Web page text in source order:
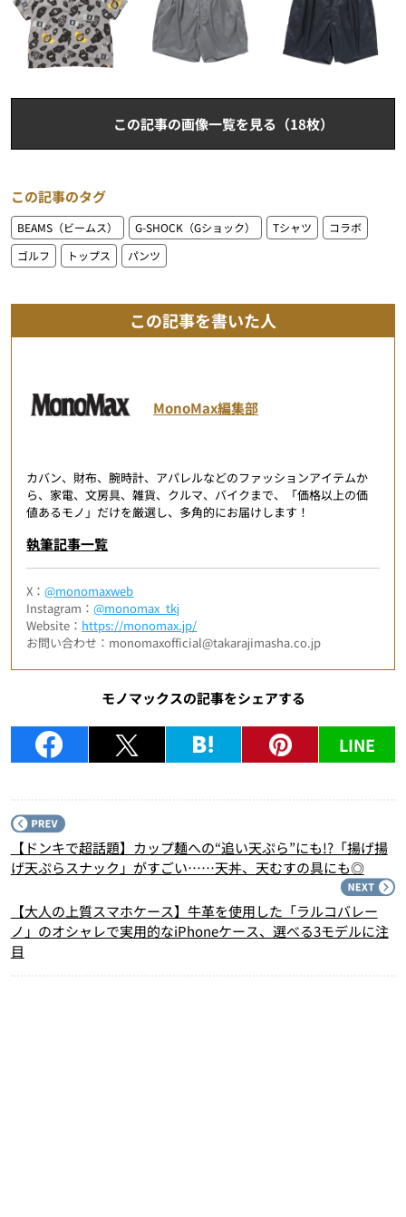
この記事の画像一覧を見る（18枚）
この記事のタグ
BEAMS（ビームス） G-SHOCK（Gショック） Tシャツ
コラボ
ゴルフ
トップス パンツ
この記事を書いた人
MonoMax編集部
カバン、財布、腕時計、アパレルなどのファッションアイテムか
ら、家電、文房具、雑貨、クルマ、バイクまで、「価格以上の価
値あるモノ」だけを厳選し、多角的にお届けします！
執筆記事一覧
X：@monomaxweb
Instagram：@monomax_tkj
Website： https://monomax.jp/
お問い合わせ：monomaxofficial@takarajimasha.co.jp
モノマックスの記事をシェアする
LINE
【ドンキで超話題】カップ麺への“追い天ぷら”にも!?「揚げ揚
げ天ぷらスナック」がすごい……天丼、天むすの具にも◎
【大人の上質スマホケース】牛革を使用した「ラルコバレー
ノ」のオシャレで実用的なiPhoneケース、選べる3モデルに注
目